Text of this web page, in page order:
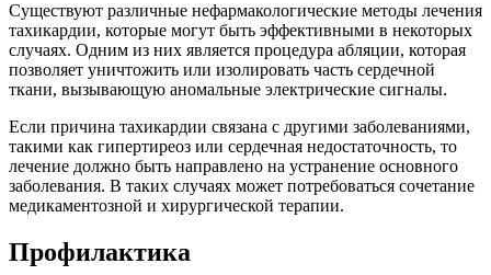
Существуют различные нефармакологические методы лечения
тахикардии, которые могут быть эффективными в некоторых
случаях. Одним из них является процедура абляции, которая
позволяет уничтожить или изолировать часть сердечной
ткани, вызывающую аномальные электрические сигналы.
Если причина тахикардии связана с другими заболеваниями,
такими как гипертиреоз или сердечная недостаточность, то
лечение должно быть направлено на устранение основного
заболевания. В таких случаях может потребоваться сочетание
медикаментозной и хирургической терапии.
Профилактика